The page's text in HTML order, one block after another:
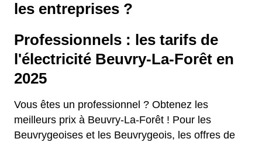
les entreprises ?
Professionnels : les tarifs de
l'électricité Beuvry-La-Forêt en
2025
Vous êtes un professionnel ? Obtenez les
meilleurs prix à Beuvry-La-Forêt ! Pour les
Beuvrygeoises et les Beuvrygeois, les offres de